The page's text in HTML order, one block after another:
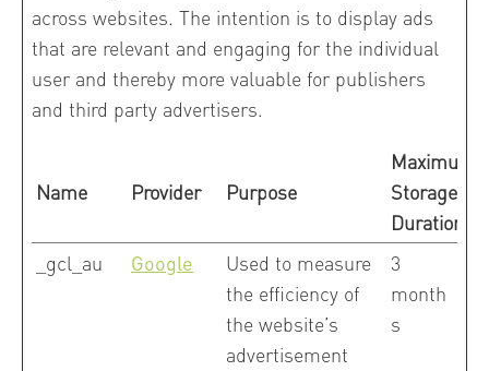
across websites. The intention is to display ads
that are relevant and engaging for the individual
user and thereby more valuable for publishers
and third party advertisers.
Name Provider Purpose
Maximum
Storage
Duration
_gcl_au
Google
Used to measure
the efficiency of
the website’s
advertisement
3
month
s